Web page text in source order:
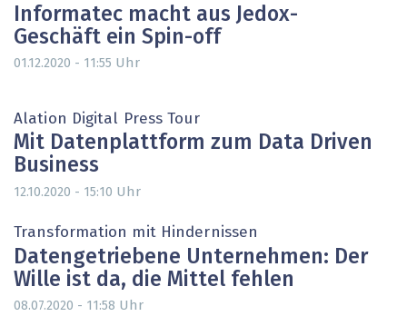
Informatec macht aus Jedox-
Geschäft ein Spin-off
01.12.2020 - 11:55 Uhr
Alation Digital Press Tour
Mit Datenplattform zum Data Driven
Business
12.10.2020 - 15:10 Uhr
Transformation mit Hindernissen
Datengetriebene Unternehmen: Der
Wille ist da, die Mittel fehlen
08.07.2020 - 11:58 Uhr